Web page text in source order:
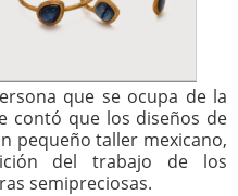
que se ocupa de la
contó que los diseños de
pequeño taller mexicano,
del trabajo de los
semipreciosas.